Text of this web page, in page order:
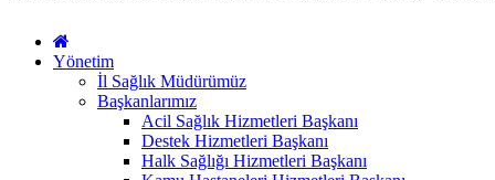
Yönetim
İl Sağlık Müdürümüz
Başkanlarımız
Acil Sağlık Hizmetleri Başkanı
Destek Hizmetleri Başkanı
Halk Sağlığı Hizmetleri Başkanı